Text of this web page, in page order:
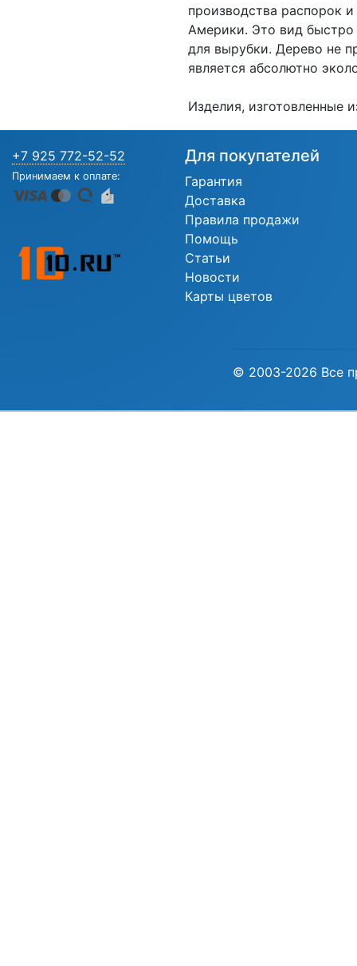
производства распорок
Америки. Это вид быстро
для вырубки. Дерево не
является абсолютно
Изделия, изготовленные
+7 925 772-52-52
Принимаем к оплате:
Для покупателей
Гарантия
Доставка
Правила продажи
Помощь
Статьи
Новости
Карты цветов
© 2003-2026 Все